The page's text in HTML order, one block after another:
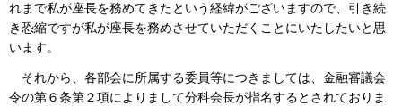
れまで私が座長を務めてきたという経緯がございますので、引き続
き恐縮ですが私が座長を務めさせていただくことにいたしたいと思
います。
それから、各部会に所属する委員等につきましては、金融審議会
令の第６条第２項によりまして分科会長が指名するとされておりま